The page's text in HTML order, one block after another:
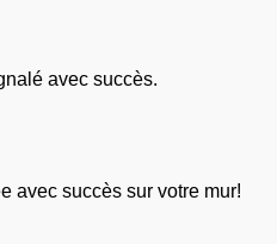
avec succès.
avec succès sur votre mur!